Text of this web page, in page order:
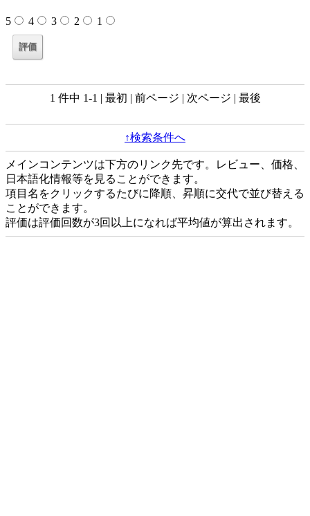
5 4 3 2 1
1 件中 1-1 | 最初 | 前ページ | 次ページ | 最後
↑検索条件へ
メインコンテンツは下方のリンク先です。レビュー、価格、
日本語化情報等を見ることができます。
項目名をクリックするたびに降順、昇順に交代で並び替える
ことができます。
評価は評価回数が3回以上になれば平均値が算出されます。